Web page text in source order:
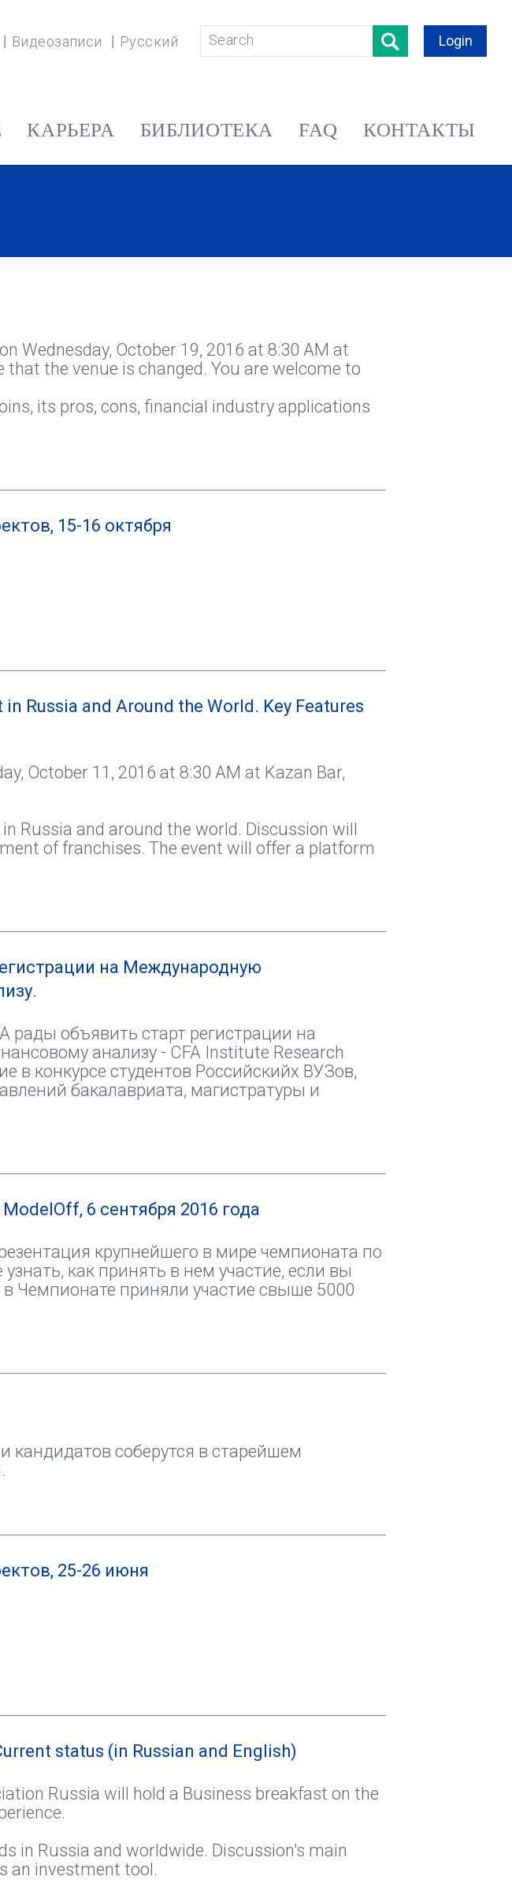
Видеозаписи Русский Login
КАРЬЕРА БИБЛИОТЕКА FAQ КОНТАКТЫ
Wednesday, October 19, 2016 at 8:30 AM at
that the venue is changed. You are welcome to
its pros, cons, financial industry applications
15-16 октября
Russia and Around the World. Key Features
October 11, 2016 at 8:30 AM at Kazan Bar,
Russia and around the world. Discussion will
of franchises. The event will offer a platform
на Международную
рады объявить старт регистрации на
анализу - CFA Institute Research
в конкурсе студентов Российскийх ВУЗов,
бакалавриата, магистратуры и
6 сентября 2016 года
крупнейшего в мире чемпионата по
как принять в нем участие, если вы
Чемпионате приняли участие свыше 5000
кандидатов соберутся в старейшем
25-26 июня
status (in Russian and English)
Russia will hold a Business breakfast on the
in Russia and worldwide. Discussion's main
an investment tool.